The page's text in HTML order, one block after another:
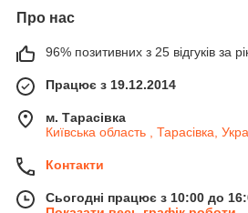
Про нас
96% позитивних з 25 відгуків за
Працює з 19.12.2014
м. Тарасівка
Київська область , Тарасівка,
Контакти
Сьогодні працює з 10:00 до